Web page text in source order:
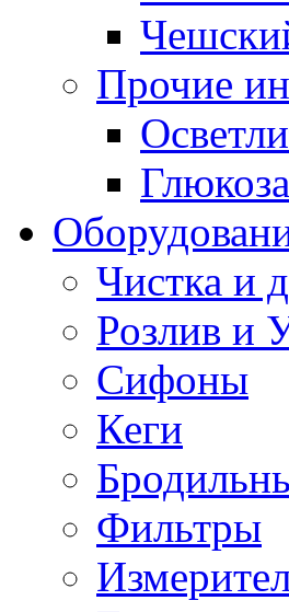
Прочие
Глюкоза
Чистка и
Розлив и
Сифоны
Кеги
Фильтры